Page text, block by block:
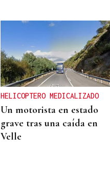
HELICOPTERO MEDICALIZADO
Un motorista en estado
grave tras una caída en
Velle